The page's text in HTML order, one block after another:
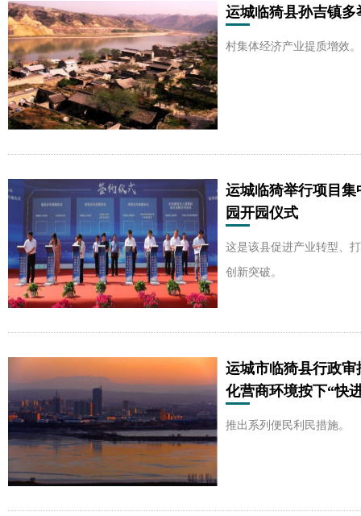
运城临猗县孙吉镇
村集体经济产业提质增效。
运城临猗举行项目
园开园仪式
这是该县促进产业转型、
创新突破。
运城市临猗县行政
化营商环境按下“快
推出系列便民利民措施。